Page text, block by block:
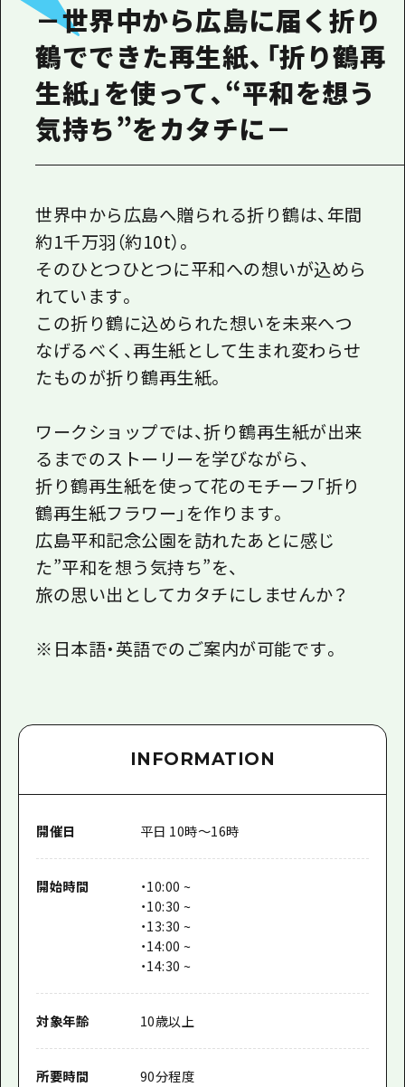
メディア掲載情報
フォトダウンロード
関連リンク
－世界中から広島に届く折り
鶴でできた再生紙、「折り鶴再
生紙」を使って、“平和を想う
気持ち”をカタチに－
世界中から広島へ贈られる折り鶴は、年間
約1千万羽（約10t）。
そのひとつひとつに平和への想いが込めら
れています。
この折り鶴に込められた想いを未来へつ
なげるべく、再生紙として生まれ変わらせ
たものが折り鶴再生紙。
ワークショップでは、折り鶴再生紙が出来
るまでのストーリーを学びながら、
折り鶴再生紙を使って花のモチーフ「折り
鶴再生紙フラワー」を作ります。
広島平和記念公園を訪れたあとに感じ
た”平和を想う気持ち”を、
旅の思い出としてカタチにしませんか？
※日本語・英語でのご案内が可能です。
INFORMATION
開催日 平日 10時～16時
開始時間
・10:00 ~
・10:30 ~
・13:30 ~
・14:00 ~
・14:30 ~
対象年齢 10歳以上
所要時間 90分程度